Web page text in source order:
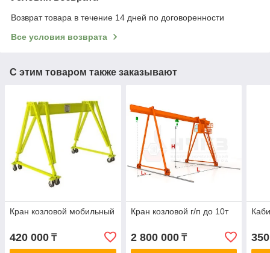
Возврат товара в течение 14 дней по договоренности
Все условия возврата
С этим товаром также заказывают
Кран козловой мобильный
420 000 ₸
Кран козловой г/п до 10т
2 800 000₸